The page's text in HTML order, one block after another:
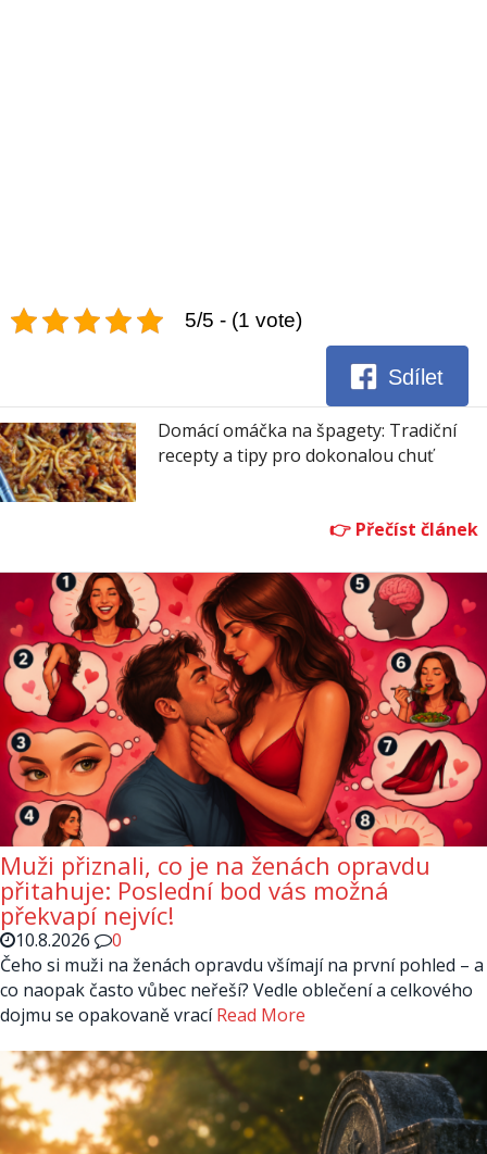
5/5 - (1 vote)
Sdílet
​Domácí omáčka na špagety: Tradiční
recepty a tipy pro dokonalou chuť
Muži přiznali, co je na ženách opravdu
přitahuje: Poslední bod vás možná
překvapí nejvíc!
10.8.2026
0
Čeho si muži na ženách opravdu všímají na první pohled – a
co naopak často vůbec neřeší? Vedle oblečení a celkového
dojmu se opakovaně vracíRead More